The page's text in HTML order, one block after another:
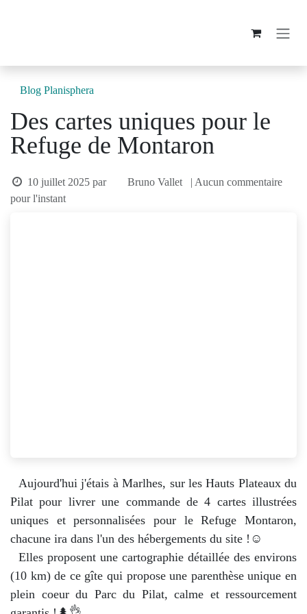
Blog Planisphera
Des cartes uniques pour le
Refuge de Montaron
10 juillet 2025 par Bruno Vallet
| Aucun commentaire
pour l'instant
Aujourd'hui j'étais à Marlhes, sur les Hauts Plateaux du
Pilat pour livrer une commande de 4 cartes illustrées
uniques et personnalisées pour le Refuge Montaron,
chacune ira dans l'un des hébergements du site !☺️
​Elles proposent une cartographie détaillée des environs
(10 km) de ce gîte qui propose une parenthèse unique en
plein coeur du Parc du Pilat, calme et ressourcement